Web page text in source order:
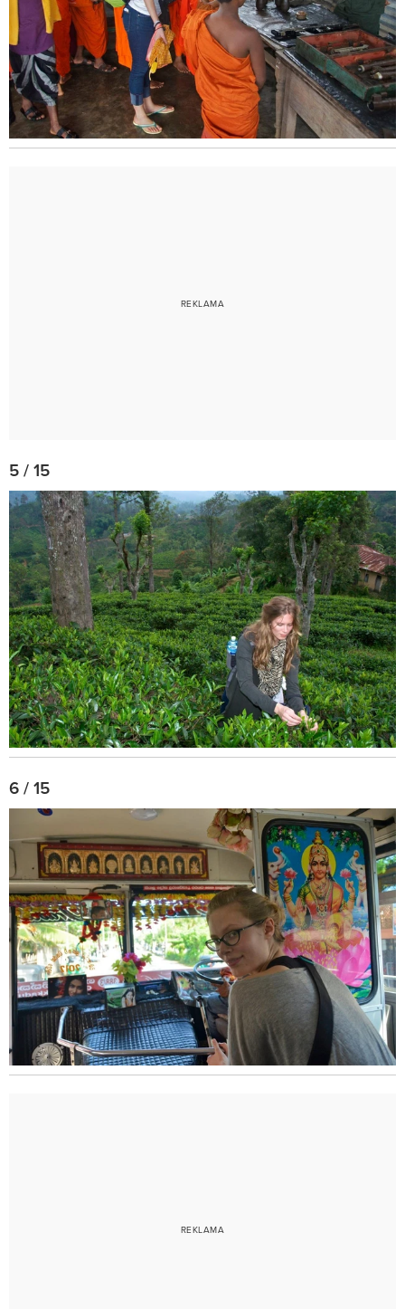
5 / 15
6 / 15